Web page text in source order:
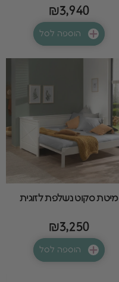
₪3,940
הוספה לסל
מיטת סקוט נשלפת לזוגית
₪3,250
הוספה לסל